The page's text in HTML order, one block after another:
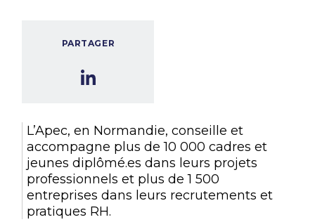
PARTAGER
L’Apec, en Normandie, conseille et
accompagne plus de 10 000 cadres et
jeunes diplômé.es dans leurs projets
professionnels et plus de 1 500
entreprises dans leurs recrutements et
pratiques RH.